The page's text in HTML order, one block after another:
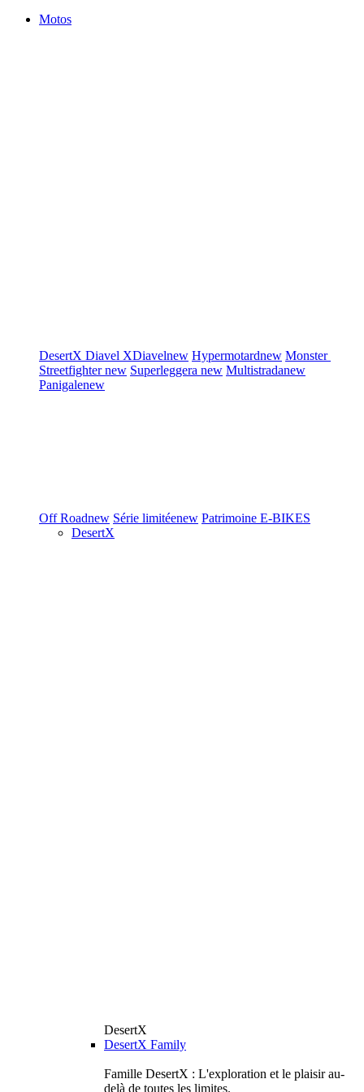
Motos
DesertX Diavel XDiavelnew Hypermotardnew Monster
Streetfighternew Superleggera new Multistradanew
Panigalenew
Off Roadnew Série limitéenew Patrimoine E-BIKES
DesertX
DesertX
DesertX Family
Famille DesertX : L'exploration et le plaisir au-
delà de toutes les limites.